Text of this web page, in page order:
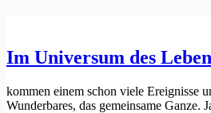
Im Universum des
kommen einem schon viele Ereignisse
Wunderbares, das gemeinsame